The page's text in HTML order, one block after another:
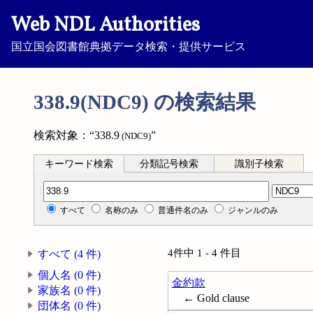
Web NDL Authorities
国立国会図書館典拠データ検索・提供サービス
338.9(NDC9) の検索結果
検索対象：“338.9 (NDC9)”
キーワード検索 分類記号検索 識別子検索
分類記号検索
すべて 名称のみ 普通件名のみ ジャンルのみ
すべて (4 件)
個人名 (0 件)
家族名 (0 件)
団体名 (0 件)
4件中 1 - 4 件目
金約款
← Gold clause